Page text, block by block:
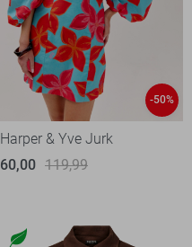
-50%
Harper & Yve Jurk
60,00 119,99